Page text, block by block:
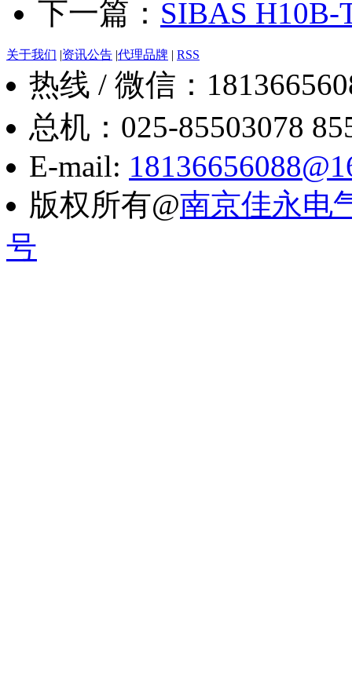
下一篇： SIBAS H10B-
关于我们 |资讯公告 |代理品牌 | RSS
热线 / 微信：
总机：025-85503078
E-mail:
版权所有@南京佳永电
号